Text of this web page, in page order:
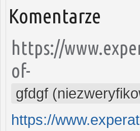
Komentarze
https://
of-
gfdgf
https://